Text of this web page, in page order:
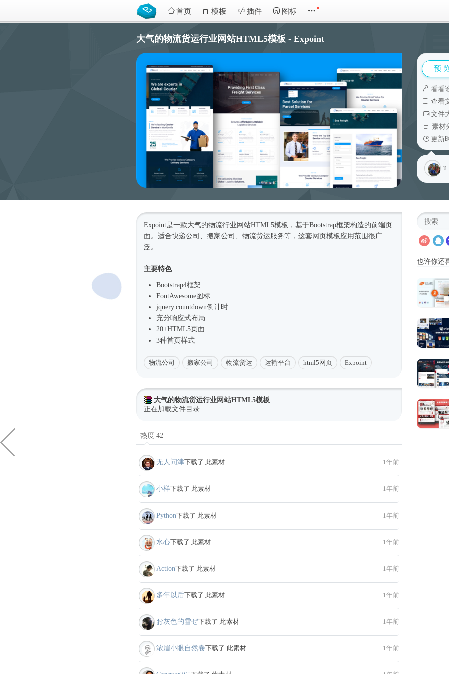
首页 模板 插件 图标
大气的物流货运行业网站HTML5模板 - Expoint
预
看看
查看
文件
素材
更新
Expoint是一款大气的物流行业网站HTML5模板 ，基于Bootstrap框架构造的前端页
面。适合快递公司、搬家公司、物流货运服务等，这套 网页模板 应用范围很广
泛。
主要特色
Bootstrap4框架
FontAwesome图标
jquery.countdown倒计时
充分响应式布局
20+HTML5页面
3种首页样式
物流公司 搬家公司 物流货运 运输平台 html5网页 Expoint
大气的物流货运行业网站HTML5模板
正在加载文件目录...
热度 42
无人问津下载了 此素材 1年前
小样下载了 此素材 1年前
Python下载了 此素材 1年前
水心下载了 此素材 1年前
Action下载了 此素材 1年前
多年以后下载了 此素材 1年前
お灰色的雪ぜ下载了 此素材 1年前
浓眉小眼自然卷下载了 此素材 1年前
也许你还